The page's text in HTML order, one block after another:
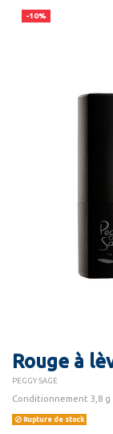
-10%
Rouge à
PEGGY SAGE
Conditionnement 3,8 g
Rupture de stock